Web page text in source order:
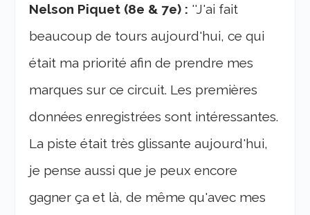
Nelson Piquet (8e & 7e) : ''J'ai fait
beaucoup de tours aujourd'hui, ce qui
était ma priorité afin de prendre mes
marques sur ce circuit. Les premières
données enregistrées sont intéressantes.
La piste était très glissante aujourd'hui,
je pense aussi que je peux encore
gagner ça et là, de même qu'avec mes